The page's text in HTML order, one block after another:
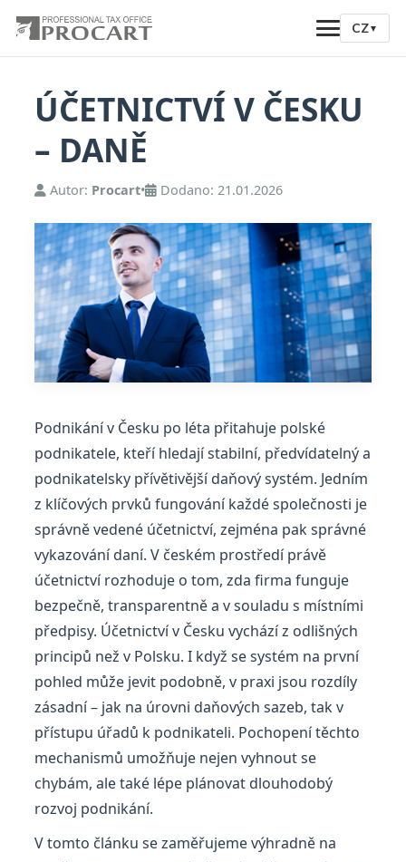
CZ▼
ÚČETNICTVÍ V ČESKU
– DANĚ
Autor: Procart• Dodano: 21.01.2026
Podnikání v Česku po léta přitahuje polské
podnikatele, kteří hledají stabilní, předvídatelný a
podnikatelsky přívětivější daňový systém. Jedním
z klíčových prvků fungování každé společnosti je
správně vedené účetnictví, zejména pak správné
vykazování daní. V českém prostředí právě
účetnictví rozhoduje o tom, zda firma funguje
bezpečně, transparentně a v souladu s místními
předpisy. Účetnictví v Česku vychází z odlišných
principů než v Polsku. I když se systém na první
pohled může jevit podobně, v praxi jsou rozdíly
zásadní – jak na úrovni daňových sazeb, tak v
přístupu úřadů k podnikateli. Pochopení těchto
mechanismů umožňuje nejen vyhnout se
chybám, ale také lépe plánovat dlouhodobý
rozvoj podnikání.
V tomto článku se zaměřujeme výhradně na